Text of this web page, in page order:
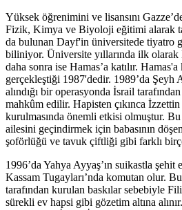
Yüksek öğrenimini ve lisansını
Fizik, Kimya ve Biyoloji eğitimi alarak
da bulunan Dayf'in üniversitede tiyatro
biliniyor. Üniversite yıllarında ilk olarak
daha sonra ise Hamas’a katılır.
gerçekleştiği 1987'dedir. 1989’da Şeyh
alındığı bir operasyonda İsrail
mahkûm edilir. Hapisten çıkınca İzzettin
kurulmasında önemli etkisi olmuştur.
ailesini geçindirmek için babasının
şoförlüğü ve tavuk çiftliği gibi farklı
1996’da Yahya Ayyaş’ın suikastla şehit
Kassam Tugayları’nda komutan olur.
tarafından kurulan baskılar sebebiyle
sürekli ev hapsi gibi gözetim altına